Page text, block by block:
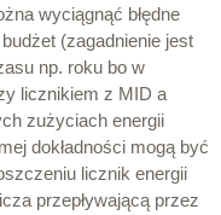
wyciągnąć błędne
(zagadnienie jest
np. roku bo w
licznikiem z MID a
zużyciach energii
dokładności mogą być
licznik energii
przepływającą przez